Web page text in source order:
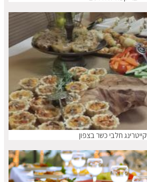
קייטרינג חלבי כשר בצפון